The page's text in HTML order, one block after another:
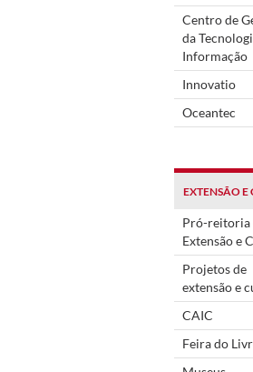
Centro de
da
Informação
Innovatio
Oceantec
EXTENSÃO E
Pró-reitoria
Extensão e
Projetos de
extensão e
CAIC
Feira do